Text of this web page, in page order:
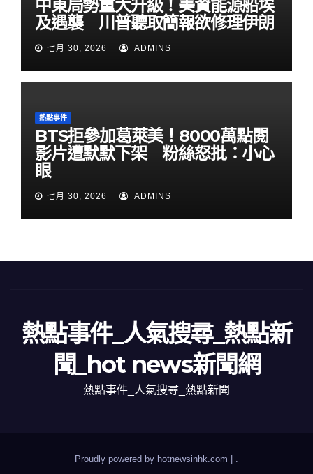
中東局勢重大升級！美資能源船埃
及遇襲 川普聽取簡報欲修理伊朗
七月 30, 2026 ADMINS
熱點事件
BTS拒參加葛萊美！8000萬點閱
影片遭默默下架 粉絲怒批：小心
眼
七月 30, 2026 ADMINS
熱點事件_人氣搜尋_熱點新
聞_hot news新聞網
熱點事件_人氣搜尋_熱點新聞
Proudly powered by hotnewsinhk.com |